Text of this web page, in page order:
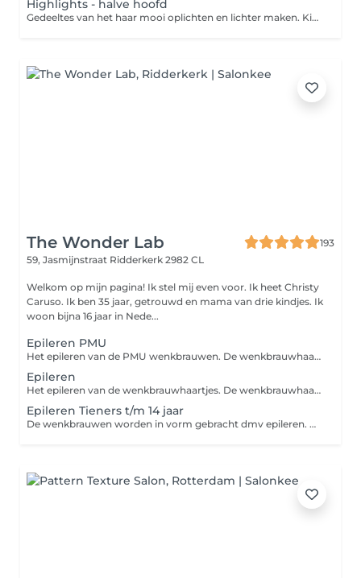
Highlights - halve hoofd
Gedeeltes van het haar mooi oplichten en lichter maken. Kies welke nabehandeling u wilt bijv fohnen, tangen , wash & go
The Wonder Lab
193
59, Jasmijnstraat Ridderkerk 2982 CL
Welkom op mijn pagina! Ik stel mij even voor. Ik heet Christy
Caruso. Ik ben 35 jaar, getrouwd en mama van drie kindjes. Ik
woon bijna 16 jaar in Nede...
Epileren PMU
Het epileren van de PMU wenkbrauwen. De wenkbrauwhaartjes worden door middel van een pincet verwijdert en als finishing touch wordt een Brow Gel gebruikt en strak gemaakt met een highlighter.
Epileren
Het epileren van de wenkbrauwhaartjes. De wenkbrauwhaartjes worden door middel van een pincet verwijdert en als finishing touch worden de wenkbrauwen gestijlt met een Brow Gel en strak gemaakt met een highlighter.
Epileren Tieners t/m 14 jaar
De wenkbrauwen worden in vorm gebracht dmv epileren. Donshaartjes worden verwijdert met een wenkbrauwmesje.